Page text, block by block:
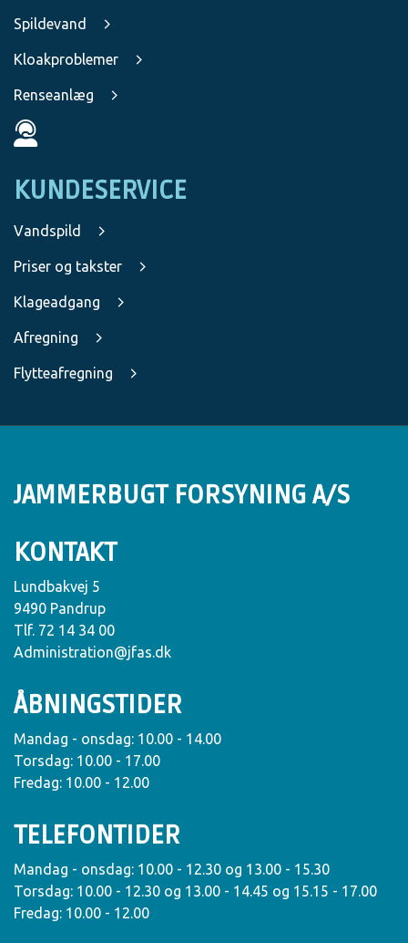
Spildevand
Kloakproblemer
Renseanlæg
KUNDESERVICE
Vandspild
Priser og takster
Klageadgang
Afregning
Flytteafregning
JAMMERBUGT FORSYNING A/S
KONTAKT
Lundbakvej 5
9490 Pandrup
Tlf. 72 14 34 00
Administration@jfas.dk
ÅBNINGSTIDER
Mandag - onsdag: 10.00 - 14.00
Torsdag: 10.00 - 17.00
Fredag: 10.00 - 12.00
TELEFONTIDER
Mandag - onsdag: 10.00 - 12.30 og 13.00 - 15.30
Torsdag: 10.00 - 12.30 og 13.00 - 14.45 og 15.15 - 17.00
Fredag: 10.00 - 12.00